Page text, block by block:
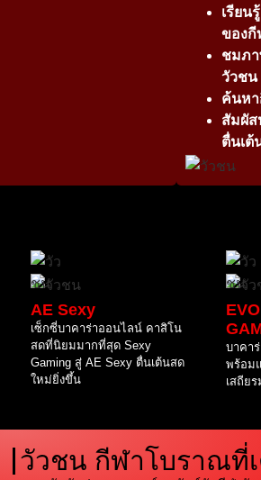
เรียน
ของกี
ชมภา
วัวชน
ค้นห
สัมผัส
ตื่นเต้
AE Sexy
เซ็กซี่บาคาร่าออนไลน์ คาสิโน
สดที่นิยมมากที่สุด Sexy
Gaming สู่ AE Sexy ตื่นเต้นสด
ใหม่ยิ่งขึ้น
บาคา
พร้อม
เสถีย
วัวชน กีฬาโบราณที่